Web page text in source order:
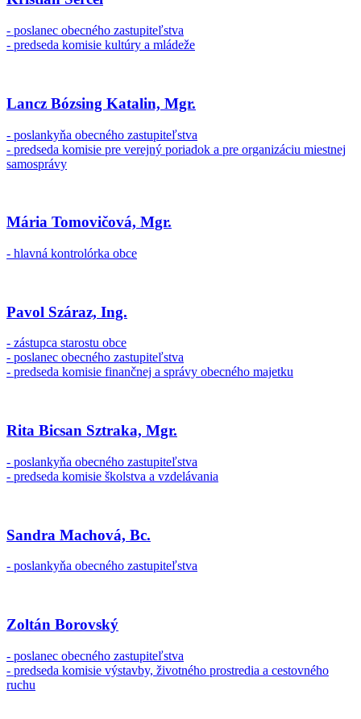
- poslanec obecného zastupiteľstva
- predseda komisie kultúry a mládeže
Lancz Bózsing Katalin, Mgr.
- poslankyňa obecného zastupiteľstva
- predseda komisie pre verejný poriadok a pre organizáciu miestnej
samosprávy
Mária Tomovičová, Mgr.
- hlavná kontrolórka obce
Pavol Száraz, Ing.
- zástupca starostu obce
- poslanec obecného zastupiteľstva
- predseda komisie finančnej a správy obecného majetku
Rita Bicsan Sztraka, Mgr.
- poslankyňa obecného zastupiteľstva
- predseda komisie školstva a vzdelávania
Sandra Machová, Bc.
- poslankyňa obecného zastupiteľstva
Zoltán Borovský
- poslanec obecného zastupiteľstva
- predseda komisie výstavby, životného prostredia a cestovného
ruchu